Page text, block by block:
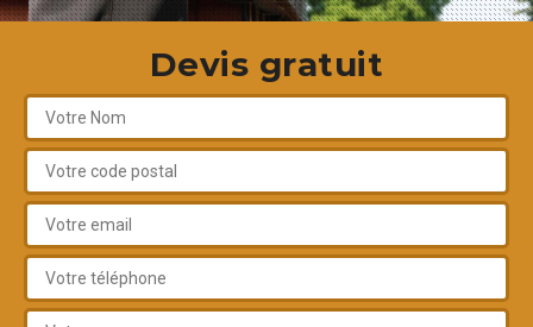
Devis gratuit